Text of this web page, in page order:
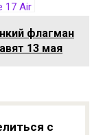
17 Air
флагман
13 мая
с